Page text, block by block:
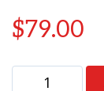
$79.00